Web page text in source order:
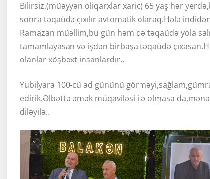
Bilirsiz,(müəyyən oliqarxlar xaric) 65 yaş hər
sonra təqaüdə çıxılır avtomatik olaraq.Hələ
Ramazan müəllim,bu gün həm də təqaüdə yola
tamamlayasan və işdən birbaşa təqaüdə
olanlar xöşbəxt insanlardır..
Yubilyara 100-cü ad gününü
edirik.Əlbəttə əmək müqaviləsi ilə olmasa
diləyilə..